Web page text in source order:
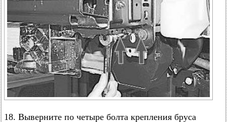
18. Выверните по четыре болта крепления бруса